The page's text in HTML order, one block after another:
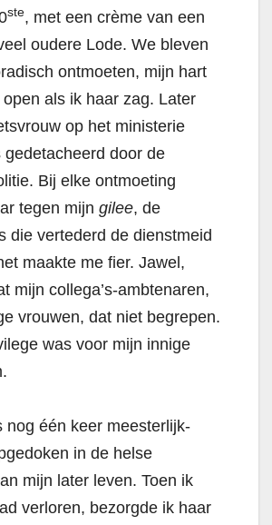
ste, met een crème van een
oudere Lode. We bleven
ontmoeten, mijn hart
als ik haar zag. Later
op het ministerie
gedetacheerd door de
Bij elke ontmoeting
tegen mijn gilee, de
die vertederd de dienstmeid
maakte me fier. Jawel,
mijn collega’s-ambtenaren,
vrouwen, dat niet begrepen.
was voor mijn innige
nog één keer meesterlijk-
in de helse
mijn later leven. Toen ik
verloren, bezorgde ik haar